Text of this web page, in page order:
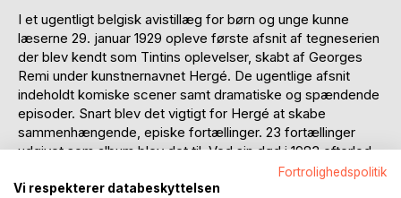
I et ugentligt belgisk avistillæg for børn og unge kunne
læserne 29. januar 1929 opleve første afsnit af tegneserien
der blev kendt som Tintins oplevelser, skabt af Georges
Remi under kunstnernavnet Hergé. De ugentlige afsnit
indeholdt komiske scener samt dramatiske og spændende
episoder. Snart blev det vigtigt for Hergé at skabe
sammenhængende, episke fortællinger. 23 fortællinger
udgivet som album blev det til. Ved sin død i 1983 efterlod
Hergé en ufuldendt fortælling der også er udgivet.Fortrolighedspolitik
Vi respekterer databeskyttelsen